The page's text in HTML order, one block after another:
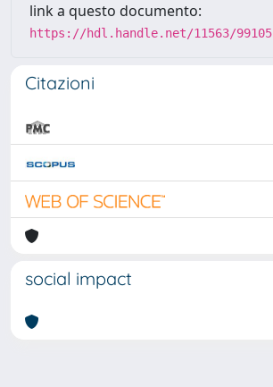
link a questo documento:
https://hdl.handle.net/11563/99105
Citazioni
social impact